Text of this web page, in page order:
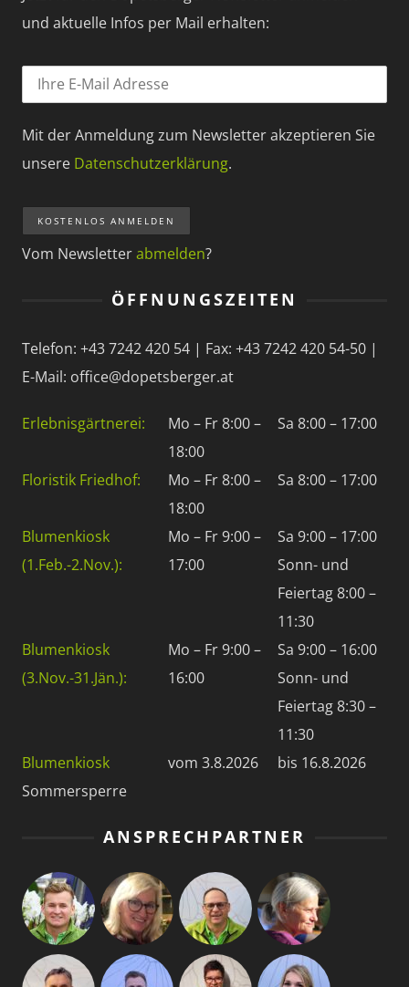
und aktuelle Infos per Mail erhalten:
Mit der Anmeldung zum Newsletter akzeptieren Sie
unsere Datenschutzerklärung.
Vom Newsletterabmelden?
ÖFFNUNGSZEITEN
Telefon: +43 7242 420 54 | Fax: +43 7242 420 54-50 |
E-Mail: office@dopetsberger.at
Erlebnisgärtnerei:
Mo – Fr 8:00 –
18:00
Sa 8:00 – 17:00
Floristik Friedhof:
Mo – Fr 8:00 –
18:00
Sa 8:00 – 17:00
Blumenkiosk
(1.Feb.-2.Nov.):
Mo – Fr 9:00 –
17:00
Sa 9:00 – 17:00
Sonn- und
Feiertag 8:00 –
11:30
Blumenkiosk
(3.Nov.-31.Jän.):
Mo – Fr 9:00 –
16:00
Sa 9:00 – 16:00
Sonn- und
Feiertag 8:30 –
11:30
Blumenkiosk
Sommersperre
vom 3.8.2026 bis 16.8.2026
ANSPRECHPARTNER